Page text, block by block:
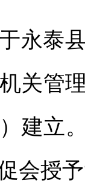
永泰
关管
建立
会授